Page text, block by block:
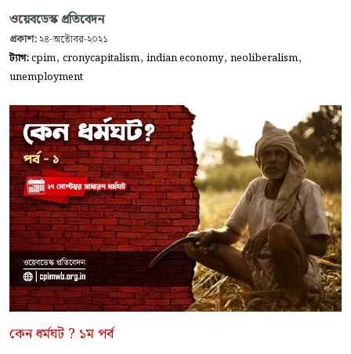
ওয়েবডেস্ক প্রতিবেদন
প্রকাশ: ২৪-অক্টোবর-২০২১
ট্যাগ:cpim, cronycapitalism, indian economy, neoliberalism,
unemployment
কেন ধর্মঘট ? ১ম পর্ব